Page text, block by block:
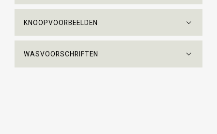
KNOOPVOORBEELDEN
WASVOORSCHRIFTEN